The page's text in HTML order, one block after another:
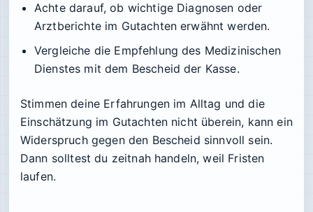
Achte darauf, ob wichtige Diagnosen oder
Arztberichte im Gutachten erwähnt werden.
Vergleiche die Empfehlung des Medizinischen
Dienstes mit dem Bescheid der Kasse.
Stimmen deine Erfahrungen im Alltag und die
Einschätzung im Gutachten nicht überein, kann ein
Widerspruch gegen den Bescheid sinnvoll sein.
Dann solltest du zeitnah handeln, weil Fristen
laufen.